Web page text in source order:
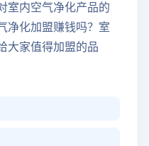
室内空气净化产品的
净化加盟赚钱吗？室
大家值得加盟的品